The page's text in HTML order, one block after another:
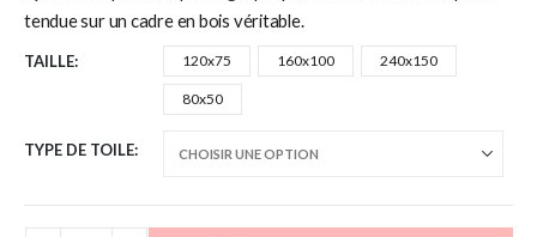
tendue sur un cadre en bois véritable.
TAILLE 120x75 160x100 240x150
80x50
TYPE DE TOILE